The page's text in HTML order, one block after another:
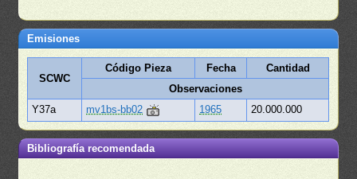
Emisiones
SCWC
Código Pieza Fecha
Cantidad
Observaciones
Y37a
mv1bs-bb02 1965 20.000.000
Bibliografía recomendada